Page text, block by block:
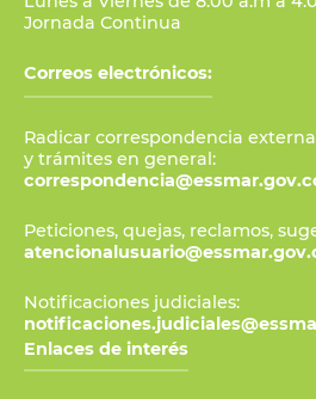
Jornada Continua
Correos electrónicos:
Radicar correspondencia
y trámites en general:
Peticiones, quejas, reclamos,
Notificaciones judiciales:
Enlaces de interés